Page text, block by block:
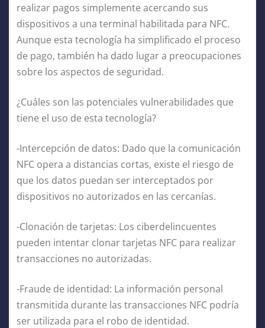
realizar pagos simplemente acercando sus
dispositivos a una terminal habilitada para NFC.
Aunque esta tecnología ha simplificado el proceso
de pago, también ha dado lugar a preocupaciones
sobre los aspectos de seguridad.
¿Cuáles son las potenciales vulnerabilidades que
tiene el uso de esta tecnología?
-Intercepción de datos: Dado que la comunicación
NFC opera a distancias cortas, existe el riesgo de
que los datos puedan ser interceptados por
dispositivos no autorizados en las cercanías.
-Clonación de tarjetas: Los ciberdelincuentes
pueden intentar clonar tarjetas NFC para realizar
transacciones no autorizadas.
-Fraude de identidad: La información personal
transmitida durante las transacciones NFC podría
ser utilizada para el robo de identidad.